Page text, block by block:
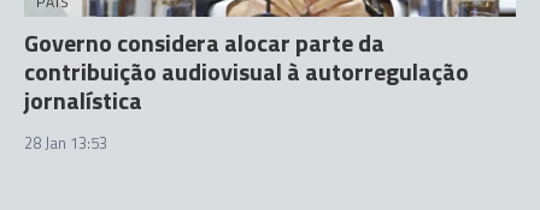
Governo considera alocar parte da
contribuição audiovisual à autorregulação
jornalística
28 Jan 13:53